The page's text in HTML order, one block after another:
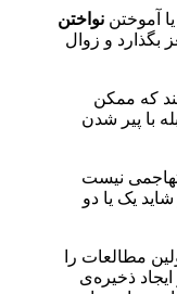
یا آموختن نواختن
بگذارد و زوال
که ممکن
با پیر شدن
تهاجمی نیست
یک یا دو
از اولین مطالعات را
ذخیره‌ی